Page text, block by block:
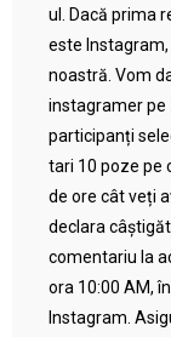
ul. Dacă prima
este
noastră. Vom
instagramer pe
participanți
tari 10 poze pe
de ore cât veți
declara
comentariu la
ora 10:00 AM,
Instagram.